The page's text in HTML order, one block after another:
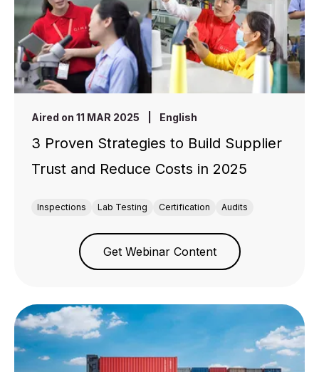
Aired on 11 MAR 2025 English
3 Proven Strategies to Build Supplier
Trust and Reduce Costs in 2025
Inspections Lab Testing Certification Audits
Get Webinar Content